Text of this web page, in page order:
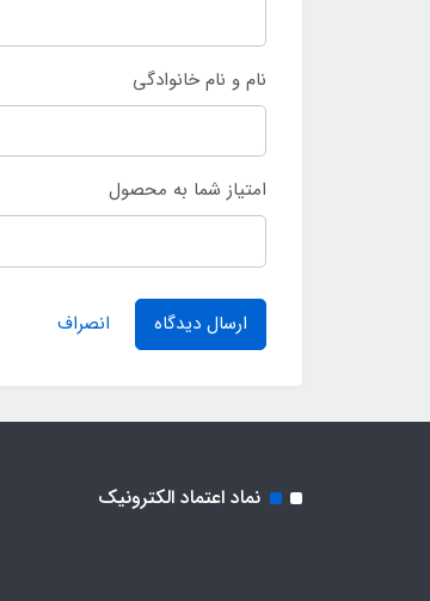
نام و نام خانوادگی
امتیاز شما به محصول
ارسال دیدگاه انصراف
نماد اعتماد الکترونیک